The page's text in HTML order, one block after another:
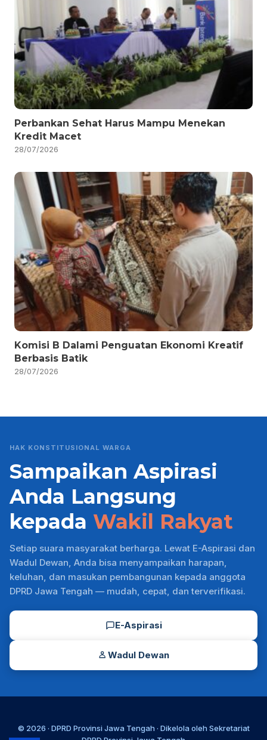
Perbankan Sehat Harus Mampu Menekan
Kredit Macet
28/07/2026
Komisi B Dalami Penguatan Ekonomi Kreatif
Berbasis Batik
28/07/2026
HAK KONSTITUSIONAL WARGA
Sampaikan Aspirasi
Anda Langsung
kepada Wakil Rakyat
Setiap suara masyarakat berharga. Lewat E-Aspirasi dan
Wadul Dewan, Anda bisa menyampaikan harapan,
keluhan, dan masukan pembangunan kepada anggota
DPRD Jawa Tengah — mudah, cepat, dan terverifikasi.
E-Aspirasi
Wadul Dewan
© 2026 · DPRD Provinsi Jawa Tengah · Dikelola oleh Sekretariat